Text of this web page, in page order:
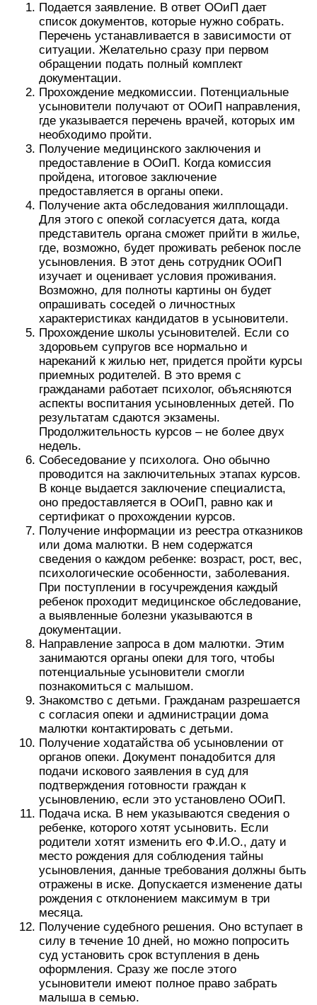
Подается заявление. В ответ ООиП дает
список документов, которые нужно собрать.
Перечень устанавливается в зависимости от
ситуации. Желательно сразу при первом
обращении подать полный комплект
документации.
Прохождение медкомиссии. Потенциальные
усыновители получают от ООиП направления,
где указывается перечень врачей, которых им
необходимо пройти.
Получение медицинского заключения и
предоставление в ООиП. Когда комиссия
пройдена, итоговое заключение
предоставляется в органы опеки.
Получение акта обследования жилплощади.
Для этого с опекой согласуется дата, когда
представитель органа сможет прийти в жилье,
где, возможно, будет проживать ребенок после
усыновления. В этот день сотрудник ООиП
изучает и оценивает условия проживания.
Возможно, для полноты картины он будет
опрашивать соседей о личностных
характеристиках кандидатов в усыновители.
Прохождение школы усыновителей. Если со
здоровьем супругов все нормально и
нареканий к жилью нет, придется пройти курсы
приемных родителей. В это время с
гражданами работает психолог, объясняются
аспекты воспитания усыновленных детей. По
результатам сдаются экзамены.
Продолжительность курсов – не более двух
недель.
Собеседование у психолога. Оно обычно
проводится на заключительных этапах курсов.
В конце выдается заключение специалиста,
оно предоставляется в ООиП, равно как и
сертификат о прохождении курсов.
Получение информации из реестра отказников
или дома малютки. В нем содержатся
сведения о каждом ребенке: возраст, рост, вес,
психологические особенности, заболевания.
При поступлении в госучреждения каждый
ребенок проходит медицинское обследование,
а выявленные болезни указываются в
документации.
Направление запроса в дом малютки. Этим
занимаются органы опеки для того, чтобы
потенциальные усыновители смогли
познакомиться с малышом.
Знакомство с детьми. Гражданам разрешается
с согласия опеки и администрации дома
малютки контактировать с детьми.
Получение ходатайства об усыновлении от
органов опеки. Документ понадобится для
подачи искового заявления в суд для
подтверждения готовности граждан к
усыновлению, если это установлено ООиП.
Подача иска. В нем указываются сведения о
ребенке, которого хотят усыновить. Если
родители хотят изменить его Ф.И.О., дату и
место рождения для соблюдения тайны
усыновления, данные требования должны быть
отражены в иске. Допускается изменение даты
рождения с отклонением максимум в три
месяца.
Получение судебного решения. Оно вступает в
силу в течение 10 дней, но можно попросить
суд установить срок вступления в день
оформления. Сразу же после этого
усыновители имеют полное право забрать
малыша в семью.